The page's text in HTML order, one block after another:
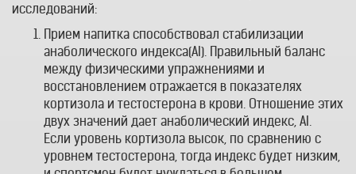
исследований:
Прием напитка способствовал стабилизации
анаболического индекса(AI). Правильный баланс
между физическими упражнениями и
восстановлением отражается в показателях
кортизола и тестостерона в крови. Отношение этих
двух значений дает анаболический индекс, AI.
Если уровень кортизола высок, по сравнению с
уровнем тестостерона, тогда индекс будет низким,